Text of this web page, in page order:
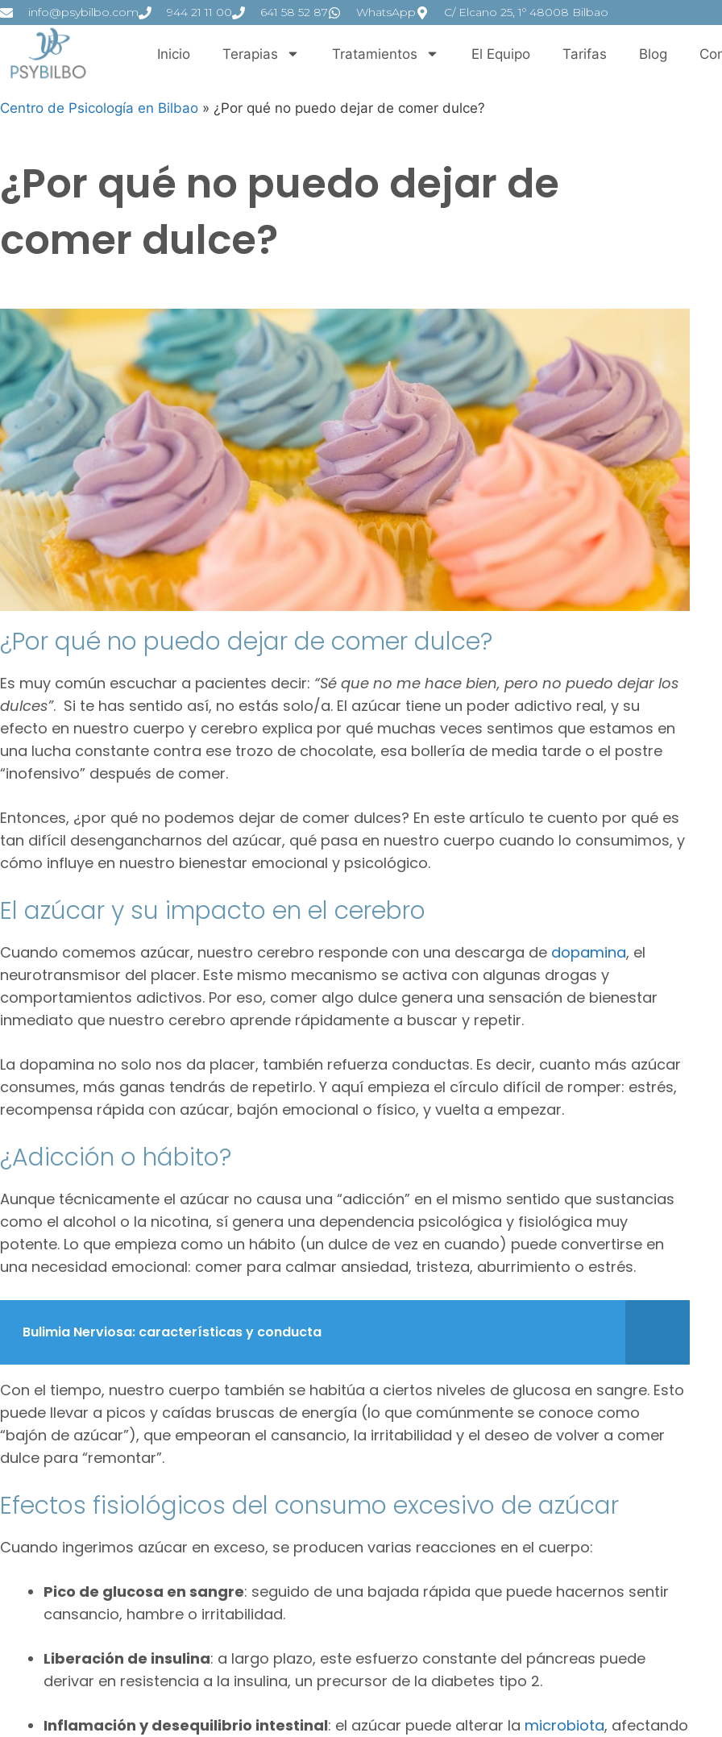
info@psybilbo.com 944 21 11 00 641 58 52 87 WhatsApp C/ Elcano 25, 1º 48008 Bilbao
Inicio Terapias Tratamientos El Equipo Tarifas Blog
Centro de Psicología en Bilbao » ¿Por qué no puedo dejar de comer dulce?
¿Por qué no puedo dejar de
comer dulce?
¿Por qué no puedo dejar de comer dulce?
Es muy común escuchar a pacientes decir: “Sé que no me hace bien, pero no puedo dejar los
dulces”. Si te has sentido así, no estás solo/a. El azúcar tiene un poder adictivo real, y su
efecto en nuestro cuerpo y cerebro explica por qué muchas veces sentimos que estamos en
una lucha constante contra ese trozo de chocolate, esa bollería de media tarde o el postre
“inofensivo” después de comer.
Entonces, ¿por qué no podemos dejar de comer dulces? En este artículo te cuento por qué es
tan difícil desengancharnos del azúcar, qué pasa en nuestro cuerpo cuando lo consumimos, y
cómo influye en nuestro bienestar emocional y psicológico.
El azúcar y su impacto en el cerebro
Cuando comemos azúcar, nuestro cerebro responde con una descarga de dopamina, el
neurotransmisor del placer. Este mismo mecanismo se activa con algunas drogas y
comportamientos adictivos. Por eso, comer algo dulce genera una sensación de bienestar
inmediato que nuestro cerebro aprende rápidamente a buscar y repetir.
La dopamina no solo nos da placer, también refuerza conductas. Es decir, cuanto más azúcar
consumes, más ganas tendrás de repetirlo. Y aquí empieza el círculo difícil de romper: estrés,
recompensa rápida con azúcar, bajón emocional o físico, y vuelta a empezar.
¿Adicción o hábito?
Aunque técnicamente el azúcar no causa una “adicción” en el mismo sentido que sustancias
como el alcohol o la nicotina, sí genera una dependencia psicológica y fisiológica muy
potente. Lo que empieza como un hábito (un dulce de vez en cuando) puede convertirse en
una necesidad emocional: comer para calmar ansiedad, tristeza, aburrimiento o estrés.
Bulimia Nerviosa: características y conducta
Con el tiempo, nuestro cuerpo también se habitúa a ciertos niveles de glucosa en sangre. Esto
puede llevar a picos y caídas bruscas de energía (lo que comúnmente se conoce como
“bajón de azúcar”), que empeoran el cansancio, la irritabilidad y el deseo de volver a comer
dulce para “remontar”.
Efectos fisiológicos del consumo excesivo de azúcar
Cuando ingerimos azúcar en exceso, se producen varias reacciones en el cuerpo:
Pico de glucosa en sangre: seguido de una bajada rápida que puede hacernos sentir
cansancio, hambre o irritabilidad.
Liberación de insulina: a largo plazo, este esfuerzo constante del páncreas puede
derivar en resistencia a la insulina, un precursor de la diabetes tipo 2.
Inflamación y desequilibrio intestinal: el azúcar puede alterar la microbiota, afectando